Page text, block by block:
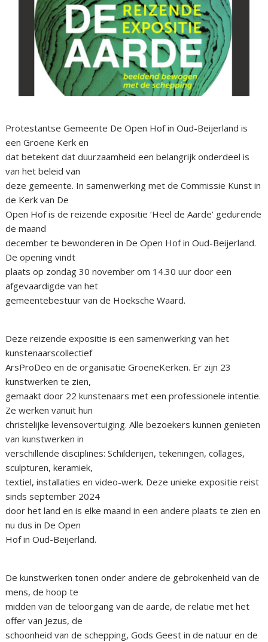
Protestantse Gemeente De Open Hof in Oud-Beijerland is
een Groene Kerk en
dat betekent dat duurzaamheid een belangrijk onderdeel is
van het beleid van
deze gemeente. In samenwerking met de Commissie Kunst in
de Kerk van De
Open Hof is de reizende expositie ‘Heel de Aarde’ gedurende
de maand
december te bewonderen in De Open Hof in Oud-Beijerland.
De opening vindt
plaats op zondag 30 november om 14.30 uur door een
afgevaardigde van het
gemeentebestuur van de Hoeksche Waard.
Deze reizende expositie is een samenwerking van het
kunstenaarscollectief
ArsProDeo en de organisatie GroeneKerken. Er zijn 23
kunstwerken te zien,
gemaakt door 22 kunstenaars met een professionele intentie.
Ze werken vanuit hun
christelijke levensovertuiging. Alle bezoekers kunnen genieten
van kunstwerken in
verschillende disciplines: Schilderijen, tekeningen, collages,
sculpturen, keramiek,
textiel, installaties en video-werk. Deze unieke expositie reist
sinds september 2024
door het land en is elke maand in een andere plaats te zien en
nu dus in De Open
Hof in Oud-Beijerland.
De kunstwerken tonen onder andere de gebrokenheid van de
mens, de hoop te
midden van de teloorgang van de aarde, de relatie met het
offer van Jezus, de
schoonheid van de schepping, Gods Geest in de natuur en de